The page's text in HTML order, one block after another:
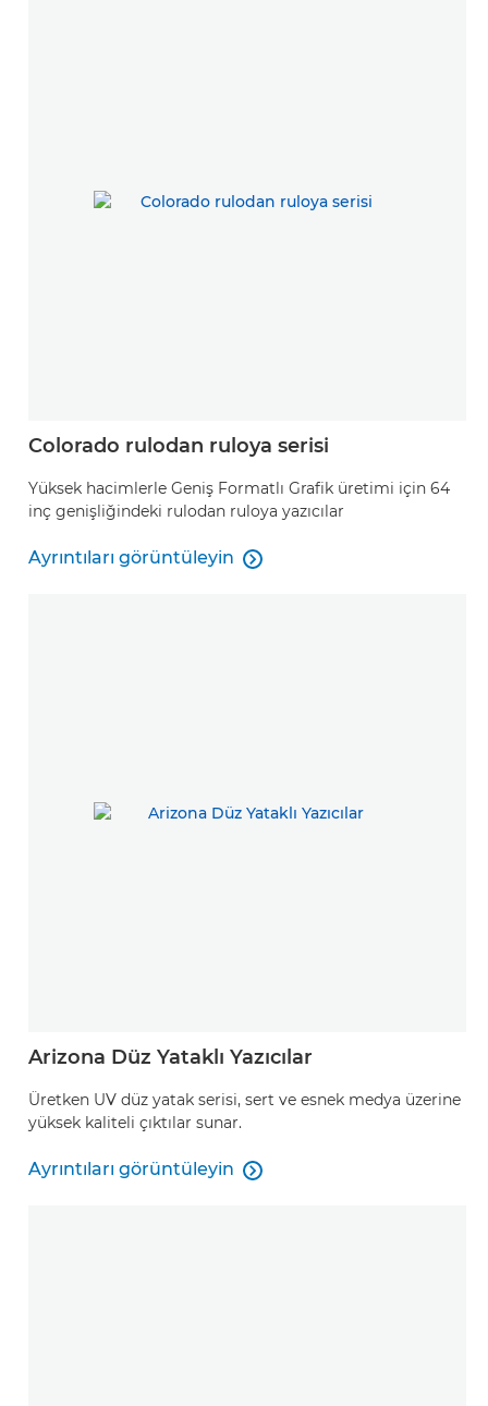
Colorado rulodan ruloya serisi
Yüksek hacimlerle Geniş Formatlı Grafik üretimi için 64
inç genişliğindeki rulodan ruloya yazıcılar
Ayrıntıları görüntüleyin
Ayrıntıları görüntüleyin

Arizona Düz Yataklı Yazıcılar
Üretken UV düz yatak serisi, sert ve esnek medya üzerine
yüksek kaliteli çıktılar sunar.
Ayrıntıları görüntüleyin
Ayrıntıları görüntüleyin
